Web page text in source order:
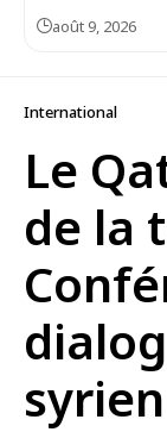
août 9, 2026
International
Le
de la
syrien